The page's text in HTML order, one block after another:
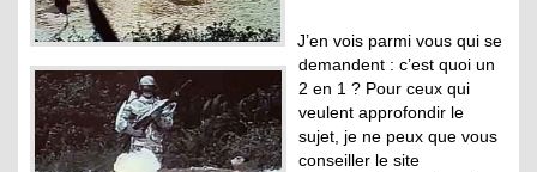
J’en vois parmi vous qui se
demandent : c’est quoi un
2 en 1 ? Pour ceux qui
veulent approfondir le
sujet, je ne peux que vous
conseiller le site